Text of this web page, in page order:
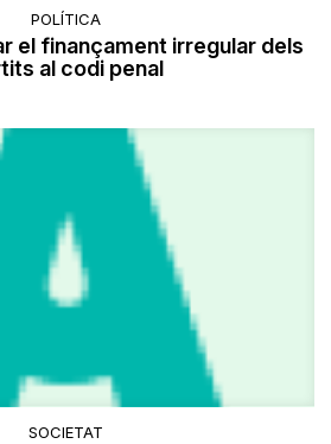
POLÍTICA
el finançament irregular dels
al codi penal
SOCIETAT